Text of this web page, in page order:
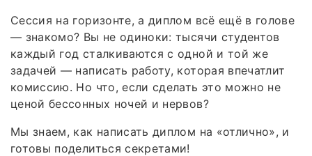
Сессия на горизонте, а диплом всё ещё в голове
— знакомо? Вы не одиноки: тысячи студентов
каждый год сталкиваются с одной и той же
задачей — написать работу, которая впечатлит
комиссию. Но что, если сделать это можно не
ценой бессонных ночей и нервов?
Мы знаем, как написать диплом на «отлично», и
готовы поделиться секретами!